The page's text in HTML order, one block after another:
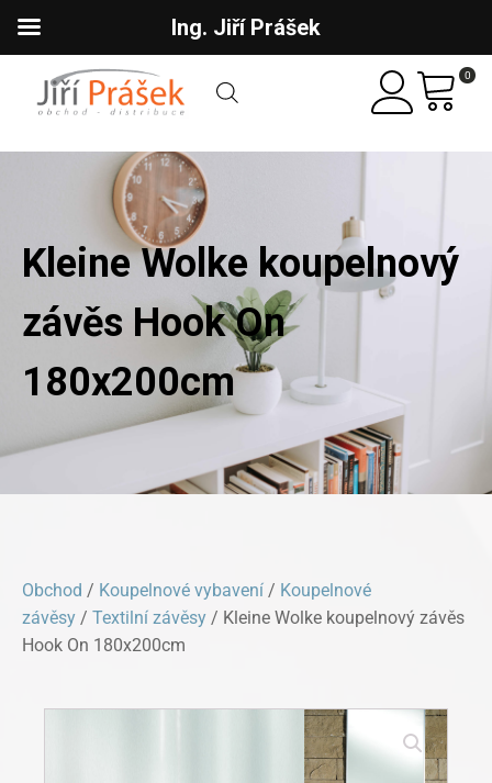
0
Kleine Wolke koupelnový
závěs Hook On
180x200cm
Obchod / Koupelnové vybavení / Koupelnové
závěsy / Textilní závěsy / Kleine Wolke koupelnový závěs
Hook On 180x200cm
Ing. Jiří Prášek